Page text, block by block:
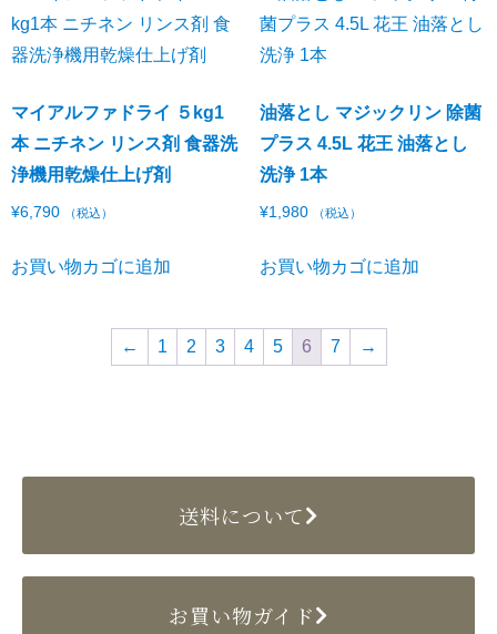
マイアルファドライ ５kg1
本 ニチネン リンス剤 食器洗
浄機用乾燥仕上げ剤
¥6,790 （税込）
お買い物カゴに追加
油落とし マジックリン 除菌
プラス 4.5L 花王 油落とし
洗浄 1本
¥1,980 （税込）
お買い物カゴに追加
← 1 2 3 4 5 6 7 →
送料について
お買い物ガイド